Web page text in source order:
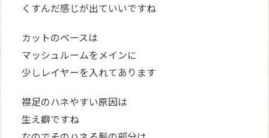
くすんだ感じが出ていいですね
カットのベースは
マッシュルームをメインに
少しレイヤーを入れてあります
襟足のハネやすい原因は
生え癖ですね